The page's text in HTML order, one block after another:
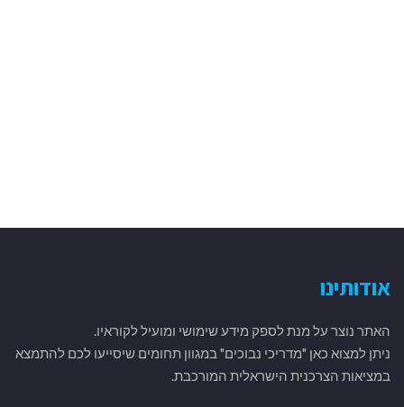
אודותינו
האתר נוצר על מנת לספק מידע שימושי ומועיל לקוראיו.
ניתן למצוא כאן "מדריכי נבוכים" במגוון תחומים שיסייעו לכם להתמצא
במציאות הצרכנית הישראלית המורכבת.